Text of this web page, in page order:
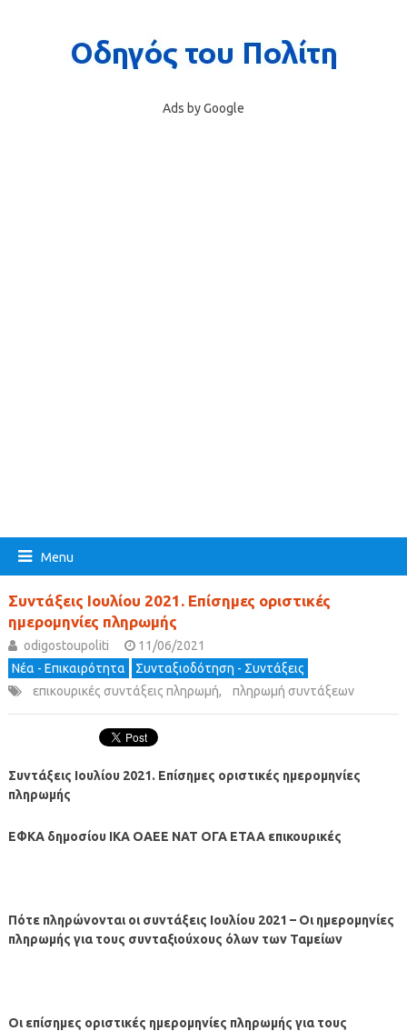
Ads by Google
Menu
Συντάξεις Ιουλίου 2021. Επίσημες οριστικές
ημερομηνίες πληρωμής
odigostoupoliti
11/06/2021
Νέα - Επικαιρότητα
Συνταξιοδότηση - Συντάξεις
επικουρικές συντάξεις πληρωμή, πληρωμή συντάξεων
Συντάξεις Ιουλίου 2021. Επίσημες οριστικές ημερομηνίες
πληρωμής
ΕΦΚΑ δημοσίου ΙΚΑ ΟΑΕΕ ΝΑΤ ΟΓΑ ΕΤΑΑ επικουρικές
Πότε πληρώνονται οι συντάξεις Ιουλίου2021 – Οι ημερομηνίες
πληρωμής για τους συνταξιούχους όλων των Ταμείων
Οι επίσημες οριστικές ημερομηνίες πληρωμής για τους